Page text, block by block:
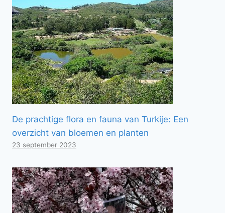
De prachtige flora en fauna van Turkije: Een
overzicht van bloemen en planten
23 september 2023